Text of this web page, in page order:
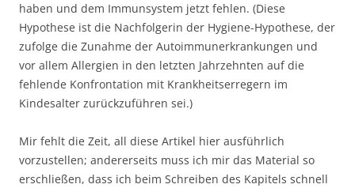
haben und dem Immunsystem jetzt fehlen. (Diese
Hypothese ist die Nachfolgerin der Hygiene-Hypothese, der
zufolge die Zunahme der Autoimmunerkrankungen und
vor allem Allergien in den letzten Jahrzehnten auf die
fehlende Konfrontation mit Krankheitserregern im
Kindesalter zurückzuführen sei.)
Mir fehlt die Zeit, all diese Artikel hier ausführlich
vorzustellen; andererseits muss ich mir das Material so
erschließen, dass ich beim Schreiben des Kapitels schnell